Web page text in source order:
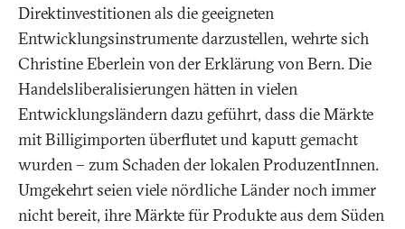
Direktinvestitionen als die geeigneten
Entwicklungsinstrumente darzustellen, wehrte sich
Christine Eberlein von der Erklärung von Bern. Die
Handelsliberalisierungen hätten in vielen
Entwicklungsländern dazu geführt, dass die Märkte
mit Billigimporten überflutet und kaputt gemacht
wurden – zum Schaden der lokalen ProduzentInnen.
Umgekehrt seien viele nördliche Länder noch immer
nicht bereit, ihre Märkte für Produkte aus dem Süden